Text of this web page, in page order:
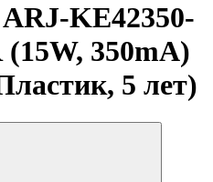
KE42350-
350mA)
5 лет)